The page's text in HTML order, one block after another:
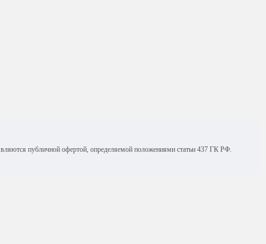
публичной офертой, определяемой положениями статьи 437 ГК РФ.